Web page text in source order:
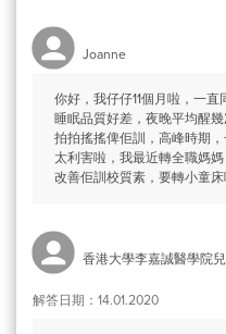
Joanne
你好，我仔仔11個月啦，一
睡眠品質好差，夜晚平均醒
拍拍搖搖俾佢訓，高峰時期
太利害啦，我最近轉全職媽
改善佢訓校質素，要轉小童床
香港大學李嘉誠醫學院
解答日期：14.01.2020